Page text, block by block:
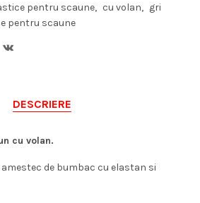
pentru scaune cu volan
gri
pentru scaune
DESCRIERE
cu volan.
de bumbac cu elastan si